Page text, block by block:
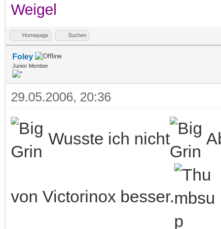
Weigel
Homepage Suchen
Foley
Junior Member
29.05.2006, 20:36
Wusste ich nicht
von Victorinox besser.